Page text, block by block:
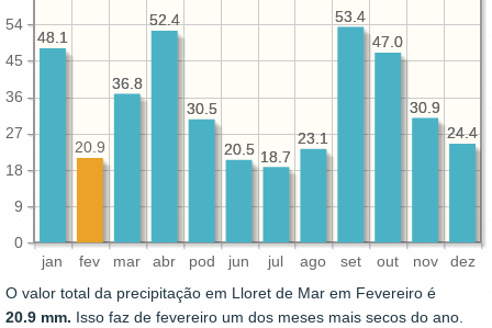
jan fev mar abr pod jun jul ago set out nov dez
0
9
18
27
36
45
54
24.4
30.9
47.0
53.4
23.1
18.7
20.5
30.5
52.4
36.8
48.1
24.4
30.9
47.0
53.4
23.1
18.7
20.5
30.5
52.4
36.8
20.9
48.1
O valor total da precipitação em Lloret de Mar em Fevereiro é
20.9 mm. Isso faz de fevereiro um dos meses mais secos do ano.